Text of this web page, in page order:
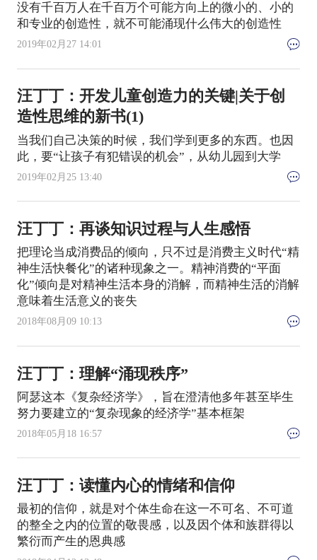
没有千百万人在千百万个可能方向上的微小的、小的
和专业的创造性，就不可能涌现什么伟大的创造性
2019年02月27 14:01
汪丁丁：开发儿童创造力的关键|关于创
造性思维的新书(1)
当我们自己决策的时候，我们学到更多的东西。也因
此，要“让孩子有犯错误的机会”，从幼儿园到大学
2019年02月25 13:40
汪丁丁：再谈知识过程与人生感悟
把理论当成消费品的倾向，只不过是消费主义时代“精
神生活快餐化”的诸种现象之一。精神消费的“平面
化”倾向是对精神生活本身的消解，而精神生活的消解
意味着生活意义的丧失
2018年08月09 10:13
汪丁丁：理解“涌现秩序”
阿瑟这本《复杂经济学》，旨在澄清他多年甚至毕生
努力要建立的“复杂现象的经济学”基本框架
2018年05月18 16:57
汪丁丁：读懂内心的情绪和信仰
最初的信仰，就是对个体生命在这一不可名、不可道
的整全之内的位置的敬畏感，以及因个体和族群得以
繁衍而产生的恩典感